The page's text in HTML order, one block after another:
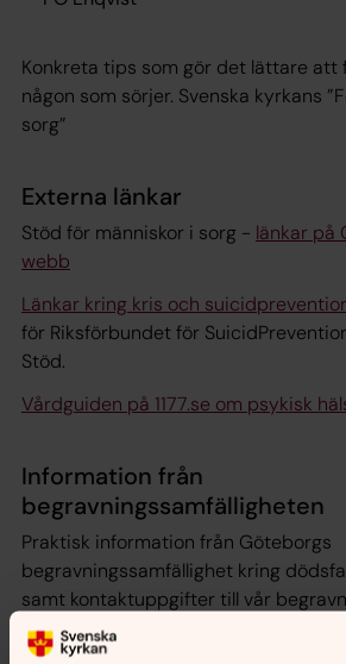
Konkreta tips som gör det lättare att
någon som sörjer. Svenska kyrkans
sorg”
Externa länkar
Stöd för människor i sorg - länkar på
webb
Länkar kring kris och
för Riksförbundet för
Stöd.
Vårdguiden på 1177.se om psykisk
Information från
begravningssamfälligheten
Praktisk information från Göteborgs
begravningssamfällighet kring
samt kontaktuppgifter till vår